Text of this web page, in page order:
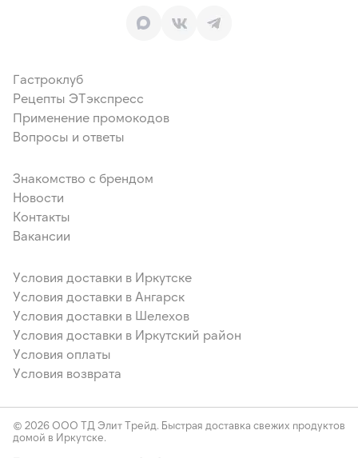
Гастроклуб
Рецепты ЭТэкспресс
Применение промокодов
Вопросы и ответы
Знакомство с брендом
Новости
Контакты
Вакансии
Условия доставки в Иркутске
Условия доставки в Ангарск
Условия доставки в Шелехов
Условия доставки в Иркутский район
Условия оплаты
Условия возврата
© 2026 ООО ТД Элит Трейд. Быстрая доставка свежих продуктов
домой в Иркутске.